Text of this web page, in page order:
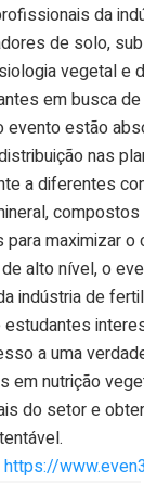
da
de solo,
vegetal
em busca
evento estão
nas
a diferentes
maximizar
alto nível, o
indústria de
a uma
em nutrição
do setor e
https://